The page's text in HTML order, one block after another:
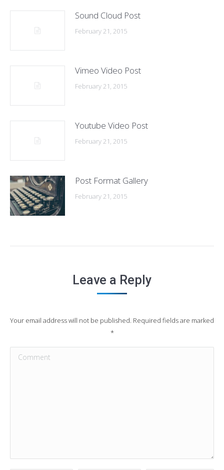
Sound Cloud Post
February 21, 2015
Vimeo Video Post
February 21, 2015
Youtube Video Post
February 21, 2015
Post Format Gallery
February 21, 2015
Leave a Reply
Your email address will not be published. Required fields are marked
*
Comment